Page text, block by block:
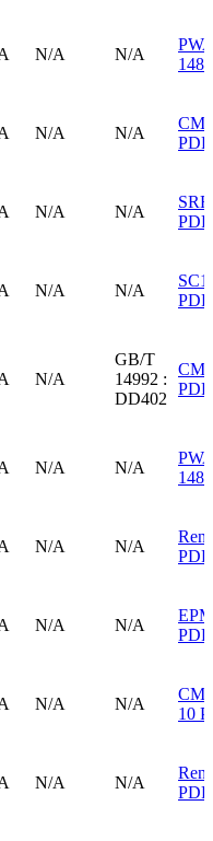
N/A N/A
N/A N/A
PDF
N/A N/A
PDF
N/A N/A
PDF
N/A
GB/T
14992 :
DD402
PDF
N/A N/A
N/A N/A
PDF
N/A N/A
PDF
N/A N/A
10
N/A N/A
PDF